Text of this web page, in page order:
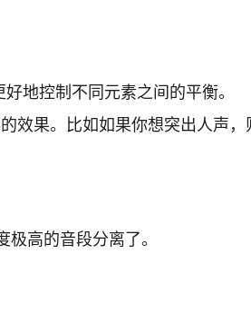
地控制不同元素之间的平衡。
效果。比如如果你想突出人声
高的音段分离了。